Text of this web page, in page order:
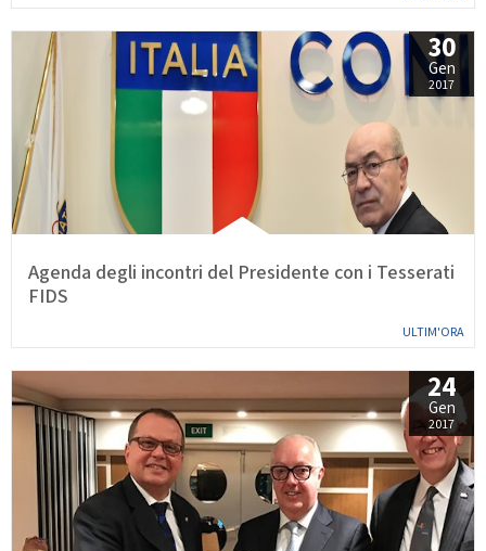
Contatti Discipline
Tesseramento
Calendario Gare Media
30
Gen
2017
ULTIM'ORA
Agenda degli incontri del Presidente con i Tesserati
FIDS
24
Gen
2017